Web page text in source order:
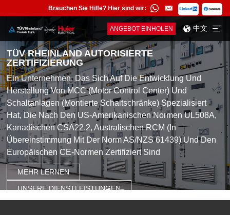
Brauchen Sie Hilfe? Hier sind wir:
ANGEBOT EINHOLEN 中文
TÜV RHEINLAND AUTORISIERTE
ZERTIFIZIERUNG
Ein Unternehmen, Das Sich Auf Die Entwicklung Und
Herstellung Von MCC (Motor Control Center) Und
Schaltanlagen (montierte Schaltschränke) Spezialisiert
Hat, Die Nach Den US-Amerikanischen Normen UL508A,
Kanadischen CSA22.2, Australischen RCM (in
Übereinstimmung Mit Der Norm AS/NZS 61439) Und Den
Europäischen CE-Normen Zertifiziert Sind
MEHR LERNEN
UNSERE DIENSTLEISTUNGEN
TÜV RHEINLAND AUTORISIERTE
ZERTIFIZIERUNG
Ein Unternehmen, Das Sich Auf Die Entwicklung Und
Herstellung Von MCC (Motor Control Center) Und
Schaltanlagen (montierte Schaltschränke) Spezialisiert
Hat, Die Nach Den US-Amerikanischen Normen UL508A,
Kanadischen CSA22.2, Australischen RCM (in
Übereinstimmung Mit Der Norm AS/NZS 61439) Und Den
Europäischen CE-Normen Zertifiziert Sind
MEHR LERNEN